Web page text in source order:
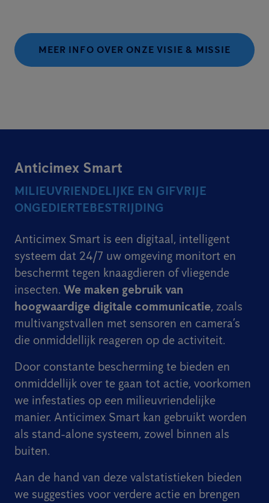
MEER INFO OVER ONZE VISIE & MISSIE
Anticimex Smart
MILIEUVRIENDELIJKE EN GIFVRIJE
ONGEDIERTEBESTRIJDING
Anticimex Smart is een digitaal, intelligent
systeem dat 24/7 uw omgeving monitort en
beschermt tegen knaagdieren of vliegende
insecten. We maken gebruik van
hoogwaardige digitale communicatie, zoals
multivangstvallen met sensoren en camera’s
die onmiddellijk reageren op de activiteit.
Door constante bescherming te bieden en
onmiddellijk over te gaan tot actie, voorkomen
we infestaties op een milieuvriendelijke
manier. Anticimex Smart kan gebruikt worden
als stand-alone systeem, zowel binnen als
buiten.
Aan de hand van deze valstatistieken bieden
we suggesties voor verdere actie en brengen